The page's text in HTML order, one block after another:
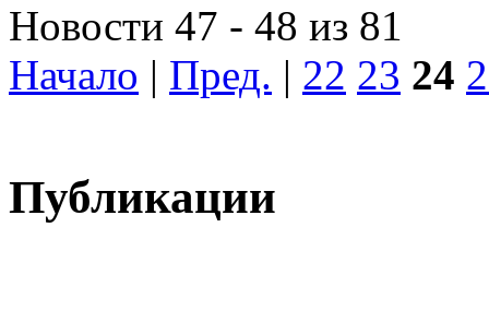
Новости 47 - 48 из 81
Начало | Пред. | 22 23 24
Публикации